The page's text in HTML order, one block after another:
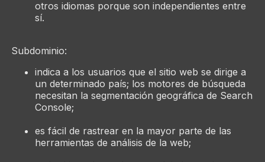
otros idiomas porque son independientes entre
sí.
Subdominio:
indica a los usuarios que el sitio web se dirige a
un determinado país; los motores de búsqueda
necesitan la segmentación geográfica de Search
Console;
es fácil de rastrear en la mayor parte de las
herramientas de análisis de la web;